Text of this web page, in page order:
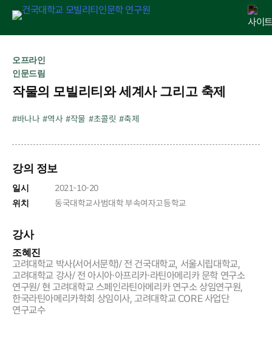
content
오프라인
인문드림
작물의 모빌리티와 세계사 그리고 축제
바나나 역사 작물 초콜릿 축제
강의 정보
일시 2021-10-20
위치 동국대학교사범대학 부속여자고등학교
강사
조혜진
고려대학교 박사(서어서문학)/ 전 건국대학교, 서울시립대학교,
고려대학교 강사/ 전 아시아·아프리카·라틴아메리카 문학 연구소
연구원/ 현 고려대학교 스페인라틴아메리카 연구소 상임연구원,
한국라틴아메리카학회 상임이사, 고려대학교 CORE 사업단
연구교수